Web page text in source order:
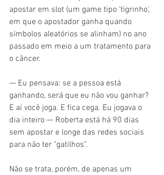
apostar em slot (um game tipo 'tigrinho',
em que o apostador ganha quando
símbolos aleatórios se alinham) no ano
passado em meio a um tratamento para
o câncer.
— Eu pensava: se a pessoa está
ganhando, será que eu não vou ganhar?
E aí você joga. E fica cega. Eu jogava o
dia inteiro — Roberta está há 90 dias
sem apostar e longe das redes sociais
para não ter "gatilhos".
Não se trata, porém, de apenas um